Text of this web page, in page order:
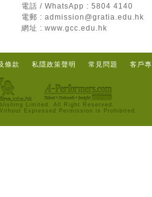
電話 / WhatsApp : 5804 4140
電郵 : admission@gratia.edu.hk
網址 : www.gcc.edu.hk
條款 私隱政策聲明 常見問題 客戶
Limited. All Right Reserved.
Expressed Permission is Prohibited.